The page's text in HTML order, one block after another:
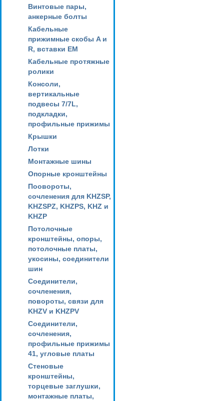
Винтовые пары,
анкерные болты
Кабельные
прижимные скобы A и
R, вставки EM
Кабельные протяжные
ролики
Консоли,
вертикальные
подвесы 7/7L,
подкладки,
профильные прижимы
Крышки
Лотки
Монтажные шины
Опорные кронштейны
Поовороты,
сочленения для KHZSP,
KHZSPZ, KHZPS, KHZ и
KHZP
Потолочные
кронштейны, опоры,
потолочные платы,
укосины, соединители
шин
Соединители,
сочленения,
повороты, связи для
KHZV и KHZPV
Соединители,
сочленения,
профильные прижимы
41, угловые платы
Стеновые
кронштейны,
торцевые заглушки,
монтажные платы,